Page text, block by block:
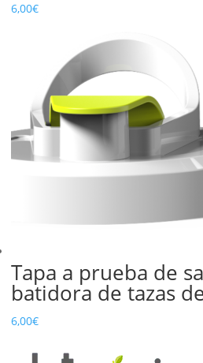
6,00€
Tapa a prueba de
batidora de tazas
6,00€